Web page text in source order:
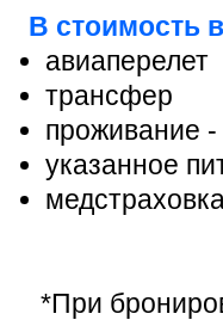
В стоимость
авиаперелет
трансфер
проживание -
указанное
*При